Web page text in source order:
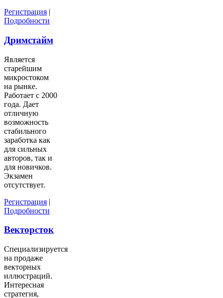
Регистрация |
Подробности
Дримстайм
Является
старейшим
микростоком
на рынке.
Работает с 2000
года. Дает
отличную
возможность
стабильного
заработка как
для сильных
авторов, так и
для новичков.
Экзамен
отсутствует.
Регистрация |
Подробности
Векторсток
Специализируется
на продаже
векторных
иллюстраций.
Интересная
стратегия,